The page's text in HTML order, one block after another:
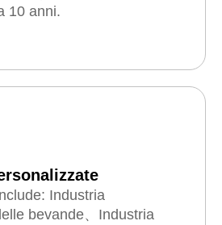
10 anni.
Industria
bevande、Industria